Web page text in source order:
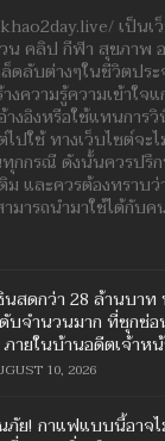
เป็น
น คลิป กีฬา สุขภาพ
ล็ดลับต่างๆในชีวิตป
งความรู้ความเข้าใจ
างอิงหรือใช้แทนกา
ปใช้ ทางเว็บไซต์จ
ทุกกรณี ดังนั้นควรปรึ
ม และควรต้องทราบ
มารถนำมาใช้ได้กับ
นสดกว่า 28 ล้านบาท
บจำนวนมาก ที่ซุกซ่อ
ายในบ้านอดีตเจ้าห
10, 2026
ภัย! กาแฟแบบนี้อาจ